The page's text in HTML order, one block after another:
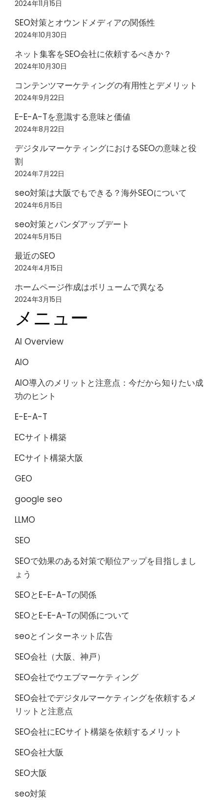
2024年11月15日
SEO対策とオウンドメディアの関係性
2024年10月30日
ネット集客をSEO会社に依頼するべきか？
2024年10月30日
コンテンツマーケティングの有用性とデメリット
2024年9月22日
E-E-A-Tを意識する意味と価値
2024年8月22日
デジタルマーケティングにおけるSEOの意味と役
割
2024年7月22日
seo対策は大阪でもできる？海外SEOについて
2024年6月15日
seo対策とパンダアップデート
2024年5月15日
最近のSEO
2024年4月15日
ホームページ作成はボリュームで異なる
2024年3月15日
メニュー
AI Overview
AIO
AIO導入のメリットと注意点：今だから知りたい成
功のヒント
E-E-A-T
ECサイト構築
ECサイト構築大阪
GEO
google seo
LLMO
SEO
SEOで効果のある対策で順位アップを目指しまし
ょう
SEOとE-E-A-Tの関係
SEOとE-E-A-Tの関係について
seoとインターネット広告
SEO会社（大阪、神戸）
SEO会社でウエブマーケティング
SEO会社でデジタルマーケティングを依頼するメ
リットと注意点
SEO会社にECサイト構築を依頼するメリット
SEO会社大阪
SEO大阪
seo対策